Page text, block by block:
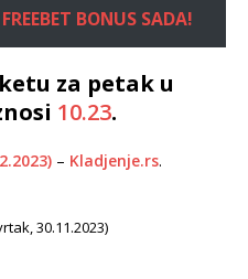
BONUS SADA!
za petak u
10.23.
– Kladjenje.rs.
30.11.2023)